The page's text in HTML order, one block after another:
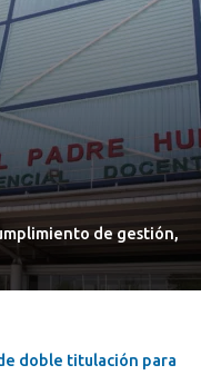
de gestión,
doble titulación para